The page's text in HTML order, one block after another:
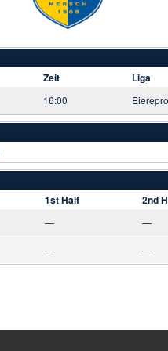
Zeit Liga
16:00
1st Half 2nd
— —
— —